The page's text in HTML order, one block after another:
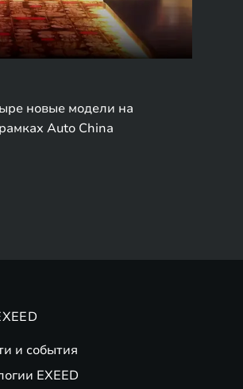
новые модели на
Auto China
и события
EXEED